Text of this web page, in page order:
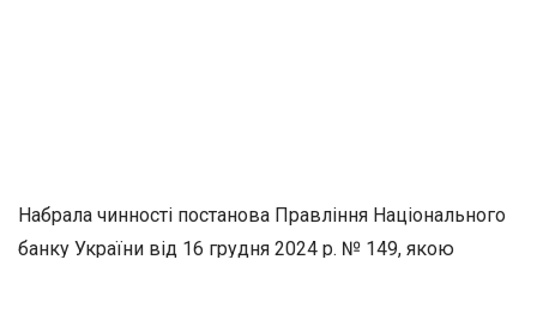
Набрала чинності постанова Правління Національного
банку України від 16 грудня 2024 р. № 149, якою